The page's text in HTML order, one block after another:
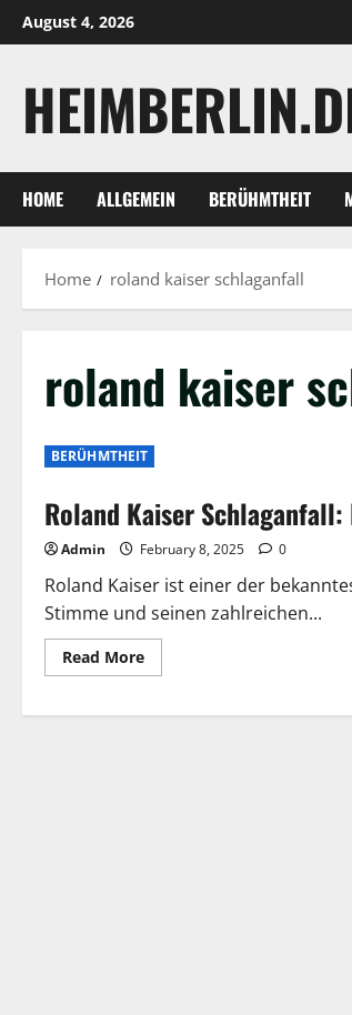
Skip
to
August 4, 2026
HOME ALLGEMEIN BERÜHMTHEIT
Home roland kaiser schlaganfall
roland kaiser
BERÜHMTHEIT
Roland Kaiser
Admin February 8, 2025 0
Roland Kaiser ist einer der
Stimme und seinen zahlreichen...
Read MoreRead
more
Kaiser